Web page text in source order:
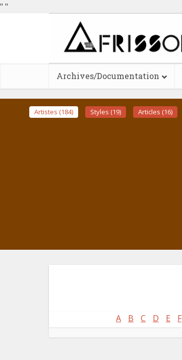
" "
Archives/Documentation
Artistes (184) Styles (19) Articles (16)
A B C D E F